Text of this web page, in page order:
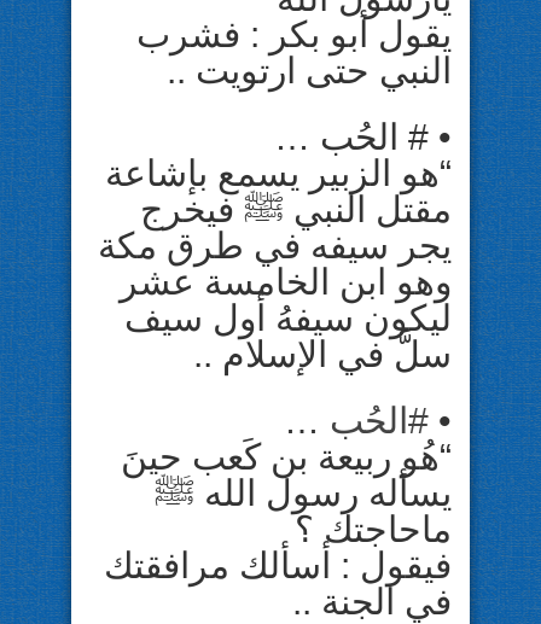
ﻳﻘﻮﻝ ﺃﺑﻮ ﺑﻜﺮ : ﻓﺸﺮﺏ
ﺍﻟﻨﺒﻲ ﺣﺘﻰ ﺍﺭﺗﻮﻳﺖ ..
• # ﺍﻟﺤُﺐ …
“ﻫﻮ ﺍﻟﺰﺑﻴﺮ ﻳﺴﻤﻊ ﺑﺈﺷﺎﻋﺔ
ﻣﻘﺘﻞ ﺍﻟﻨﺒﻲ ﷺ ﻓﻴﺨﺮﺝ
ﻳﺠﺮ ﺳﻴﻔﻪ ﻓﻲ ﻃﺮﻕ ﻣﻜﺔ
ﻭﻫﻮ ﺍﺑﻦ ﺍﻟﺨﺎﻣﺴﺔ ﻋﺸﺮ
ﻟﻴﻜﻮﻥ ﺳﻴﻔﻪُ ﺃﻭﻝ ﺳﻴﻒ
ﺳﻞَّ ﻓﻲ ﺍﻹﺳﻼﻡ ..
•
# ﺍﻟﺤُﺐ …
“ﻫُﻮ ﺭﺑﻴﻌﺔ ﺑﻦ ﻛَﻌﺐ ﺣﻴﻦَ
ﻳﺴﺄﻟﻪ ﺭﺳﻮﻝ ﺍﻟﻠﻪ ﷺ
ﻣﺎﺣﺎﺟﺘﻚ ؟
ﻓﻴﻘﻮﻝ : ﺃﺳﺄﻟﻚ ﻣﺮﺍﻓﻘﺘﻚ
ﻓﻲ ﺍﻟﺠﻨﺔ ..